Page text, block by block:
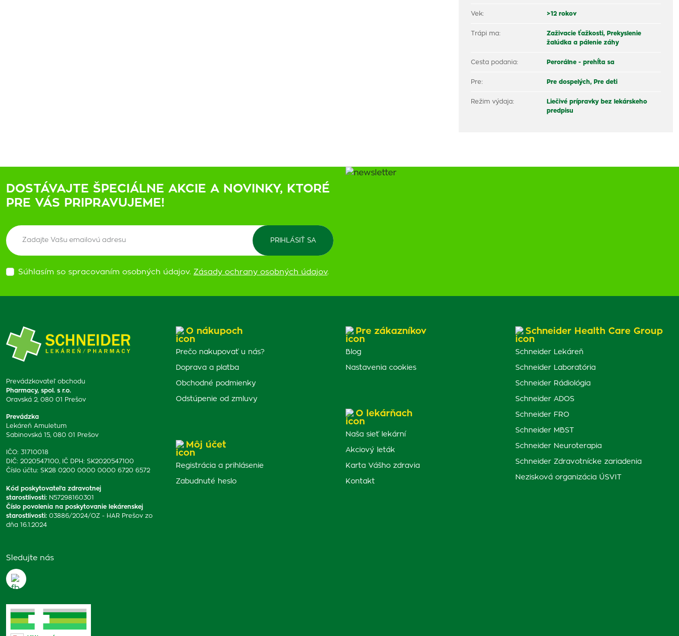
Vek: >12 rokov
Trápi ma: Zaživacie ťažkosti, Prekyslenie
žalúdka a pálenie záhy
Cesta podania: Perorálne - prehĺta sa
Pre: Pre dospelých, Pre deti
Režim výdaja:
Liečivé prípravky bez lekárskeho
predpisu
DOSTÁVAJTE ŠPECIÁLNE AKCIE A NOVINKY, KTORÉ
PRE VÁS PRIPRAVUJEME!
Súhlasím so spracovaním osobných údajov. Zásady ochrany osobných údajov.
Prevádzkovateľ obchodu
Pharmacy, spol. s r.o.
Oravská 2, 080 01 Prešov
Prevádzka
Lekáreň Amuletum
Sabinovská 15, 080 01 Prešov
IČO: 31710018
DIČ: 2020547100, IČ DPH: SK2020547100
Číslo účtu: SK28 0200 0000 0000 6720 6572
Kód poskytovateľa zdravotnej
starostlivosti: N57298160301
Číslo povolenia na poskytovanie lekárenskej
starostlivosti: 03886/2024/OZ - HAR Prešov zo
dňa 16.1.2024
Sledujte nás
O nákupoch
Prečo nakupovať u nás?
Doprava a platba
Obchodné podmienky
Odstúpenie od zmluvy
Môj účet
Registrácia a prihlásenie
Zabudnuté heslo
Pre zákazníkov
Blog
Nastavenia cookies
O lekárňach
Naša sieť lekární
Akciový leták
Karta Vášho zdravia
Kontakt
Schneider Health Care Group
Schneider Lekáreň
Schneider Laboratória
Schneider Rádiológia
Schneider ADOS
Schneider FRO
Schneider MBST
Schneider Neuroterapia
Schneider Zdravotnícke zariadenia
Nezisková organizácia ÚSVIT